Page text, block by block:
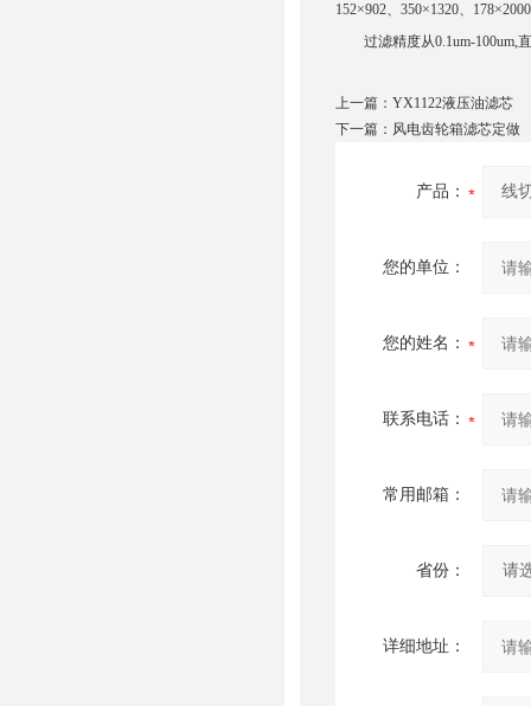
152×902、350×1320、
过滤精度从0.1um-100um,直
上一篇： YX1122液压油滤芯
下一篇： 风电齿轮箱滤芯定做
产品：
您的单位：
您的姓名：
联系电话：
常用邮箱：
省份：
详细地址：